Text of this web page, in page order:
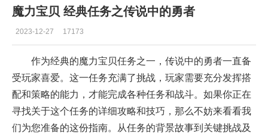
魔力宝贝 经典任务之传说中的勇者
2023-12-27 17173
作为经典的魔力宝贝任务之一，传说中的勇者一直备
受玩家喜爱。这一任务充满了挑战，玩家需要充分发挥搭
配和策略的能力，才能完成各种任务和战斗。如果你正在
寻找关于这个任务的详细攻略和技巧，那么不妨来看看我
们为您准备的这份指南。从任务的背景故事到关键挑战及